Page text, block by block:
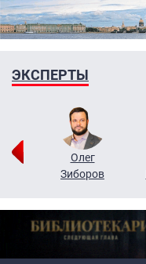
ЭКСПЕРТЫ
Олег
Зиборов